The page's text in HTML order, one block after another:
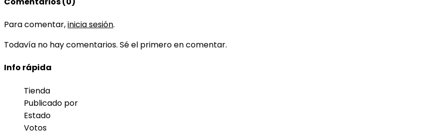
Para comentar,inicia sesión.
Todavía no hay comentarios. Sé el primero en comentar.
Info rápida
Tienda
Publicado por
Estado
Votos